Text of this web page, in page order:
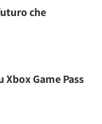
che
Game Pass